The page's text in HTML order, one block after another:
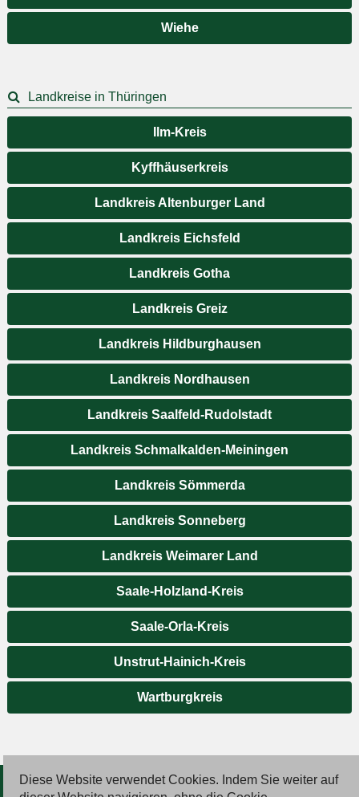
Wiehe
Landkreise in Thüringen
Ilm-Kreis
Kyffhäuserkreis
Landkreis Altenburger Land
Landkreis Eichsfeld
Landkreis Gotha
Landkreis Greiz
Landkreis Hildburghausen
Landkreis Nordhausen
Landkreis Saalfeld-Rudolstadt
Landkreis Schmalkalden-Meiningen
Landkreis Sömmerda
Landkreis Sonneberg
Landkreis Weimarer Land
Saale-Holzland-Kreis
Saale-Orla-Kreis
Unstrut-Hainich-Kreis
Wartburgkreis
© 2026 Deutsche Jobmarkt GmbH
Diese Website verwendet Cookies. Indem Sie weiter auf